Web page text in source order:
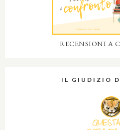
RECENSIONI A
IL GIUDIZIO